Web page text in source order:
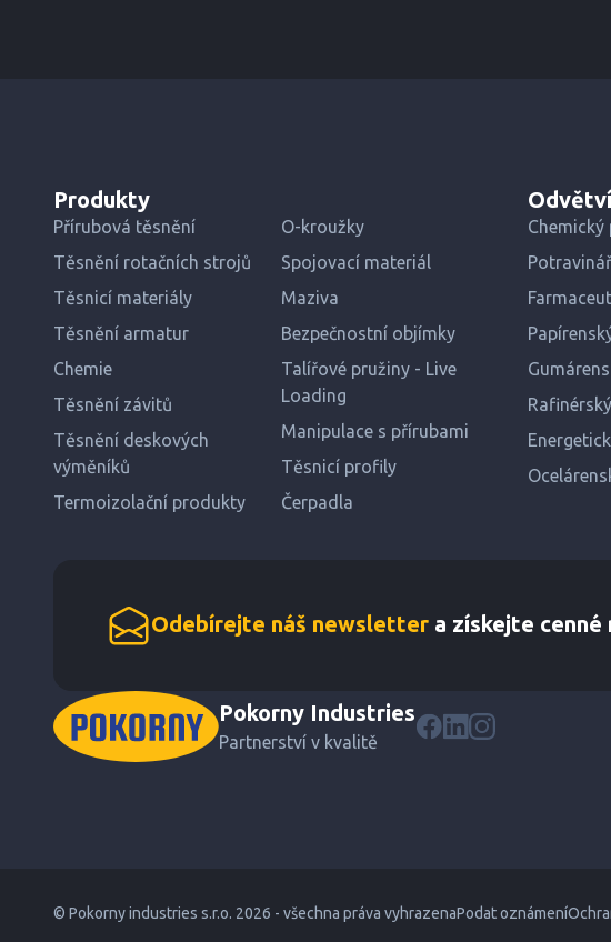
Produkty
Přírubová těsnění
Těsnění rotačních strojů
Těsnicí materiály
Těsnění armatur
Chemie
Těsnění závitů
Těsnění deskových
výměníků
Termoizolační produkty
O-kroužky
Spojovací materiál
Maziva
Bezpečnostní objímky
Talířové pružiny - Live
Loading
Manipulace s přírubami
Těsnicí profily
Čerpadla
Odvětví
Chemický
Odebírejte náš newsletter a získejte
Pokorny Industries
Partnerství v kvalitě
© Pokorny industries s.r.o. 2026 - všechna práva vyhrazenaPodat oznámení